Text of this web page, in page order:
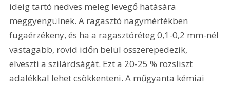
ideig tartó nedves meleg levegő hatására
meggyengülnek. A ragasztó nagymértékben
fugaérzékeny, és ha a ragasztóréteg 0,1-0,2 mm-nél
vastagabb, rövid időn belül összerepedezik,
elveszti a szilárdságát. Ezt a 20-25 % rozsliszt
adalékkal lehet csökkenteni. A műgyanta kémiai